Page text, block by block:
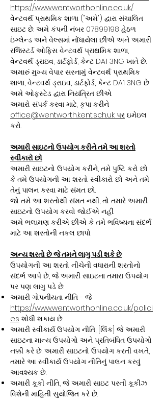
https://www.wentworthonline.co.uk/
વેન્ટવર્થ પ્રાથમિક શાળા ("અમે") દ્વારા સંચાલિત
સાઇટ છે. અમે કંપની નંબર 07899198 હેઠળ
ઇંગ્લેન્ડ અને વેલ્સમાં નોંધાયેલા છીએ અને અમારી
રજિસ્ટર્ડ ઓફિસ વેન્ટવર્થ પ્રાથમિક શાળા,
વેન્ટવર્થ ડ્રાઇવ, ડાર્ટફોર્ડ, કેન્ટ DA1 3NG ખાતે છે.
અમારું મુખ્ય વેપાર સરનામું વેન્ટવર્થ પ્રાથમિક
શાળા, વેન્ટવર્થ ડ્રાઇવ, ડાર્ટફોર્ડ, કેન્ટ DA1 3NG છે
અમે ઓફસ્ટેડ દ્વારા નિયંત્રિત છીએ.
અમારો સંપર્ક કરવા માટે, કૃપા કરીને
office@wentworth.kent.sch.uk પર ઇમેઇલ
કરો.
અમારી સાઇટનો ઉપયોગ કરીને તમે આ શરતો
સ્વીકારો છો
અમારી સાઇટનો ઉપયોગ કરીને, તમે પુષ્ટિ કરો છો
કે તમે ઉપયોગની આ શરતો સ્વીકારો છો અને તમે
તેનું પાલન કરવા માટે સંમત છો.
જો તમે આ શરતોથી સંમત નથી, તો તમારે અમારી
સાઇટનો ઉપયોગ કરવો જોઈએ નહીં.
અમે ભલામણ કરીએ છીએ કે તમે ભવિષ્યના સંદર્ભ
માટે આ શરતોની નકલ છાપો.
અન્ય શરતો છે જે તમને લાગુ પડી શકે છે
ઉપયોગની આ શરતો નીચેની વધારાની શરતોનો
સંદર્ભ આપે છે, જે અમારી સાઇટના તમારા ઉપયોગ
પર પણ લાગુ પડે છે:
અમારી ગોપનીયતા નીતિ - જે
https://www.wentworthonline.co.uk/polici
es શોધી શકાય છે.
અમારી સ્વીકાર્ય ઉપયોગ નીતિ, [લિંક] જે અમારી
સાઇટના માન્ય ઉપયોગો અને પ્રતિબંધિત ઉપયોગો
નક્કી કરે છે. અમારી સાઇટનો ઉપયોગ કરતી વખતે,
તમારે આ સ્વીકાર્ય ઉપયોગ નીતિનું પાલન કરવું
આવશ્યક છે.
અમારી કૂકી નીતિ, જે અમારી સાઇટ પરની કૂકીઝ
વિશેની માહિતી સુયોજિત કરે છે.